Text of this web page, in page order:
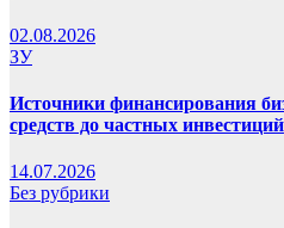
02.08.2026
ЗУ
Источники финансирования
средств до частных инвестиций
14.07.2026
Без рубрики